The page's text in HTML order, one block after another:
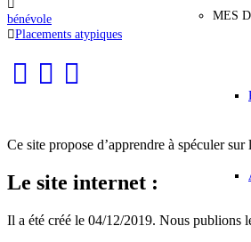
MES
bénévole
Placements atypiques
Ce site propose d’apprendre à spéculer
Le site internet :
Il a été créé le 04/12/2019. Nous publions